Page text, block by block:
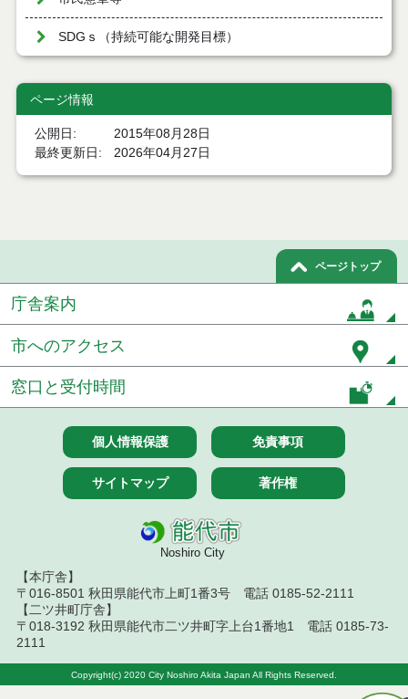
SDGｓ（持続可能な開発目標）
ページ情報
公開日
2015年08月28日
最終更新日
2026年04月27日
ページトップ
庁舎案内
市へのアクセス
窓口と受付時間
個人情報保護 免責事項
サイトマップ 著作権
Noshiro City
【本庁舎】
〒016-8501 秋田県能代市上町1番3号 電話 0185-52-2111
【二ツ井町庁舎】
〒018-3192 秋田県能代市二ツ井町字上台1番地1 電話 0185-73-
2111
Copyright(c) 2020 City Noshiro Akita Japan All Rights Reserved.